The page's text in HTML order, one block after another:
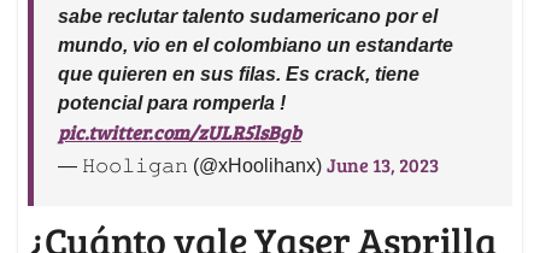
sabe reclutar talento sudamericano por el
mundo, vio en el colombiano un estandarte
que quieren en sus filas. Es crack, tiene
potencial para romperla !
pic.twitter.com/zULR5lsBgb
— 𝙷𝚘𝚘𝚕𝚒𝚐𝚊𝚗 (@xHoolihanx) June 13, 2023
¿Cuánto vale Yaser Asprilla